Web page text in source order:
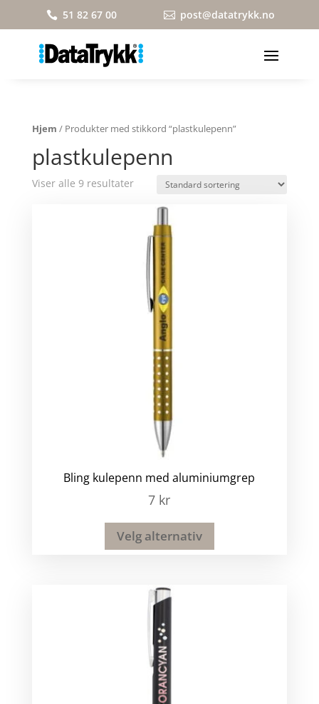
 51 82 67 00  post@datatrykk.no
Hjem / Produkter med stikkord “plastkulepenn”
plastkulepenn
Viser alle 9 resultater
Bling kulepenn med aluminiumgrep
7 kr
Velg alternativ